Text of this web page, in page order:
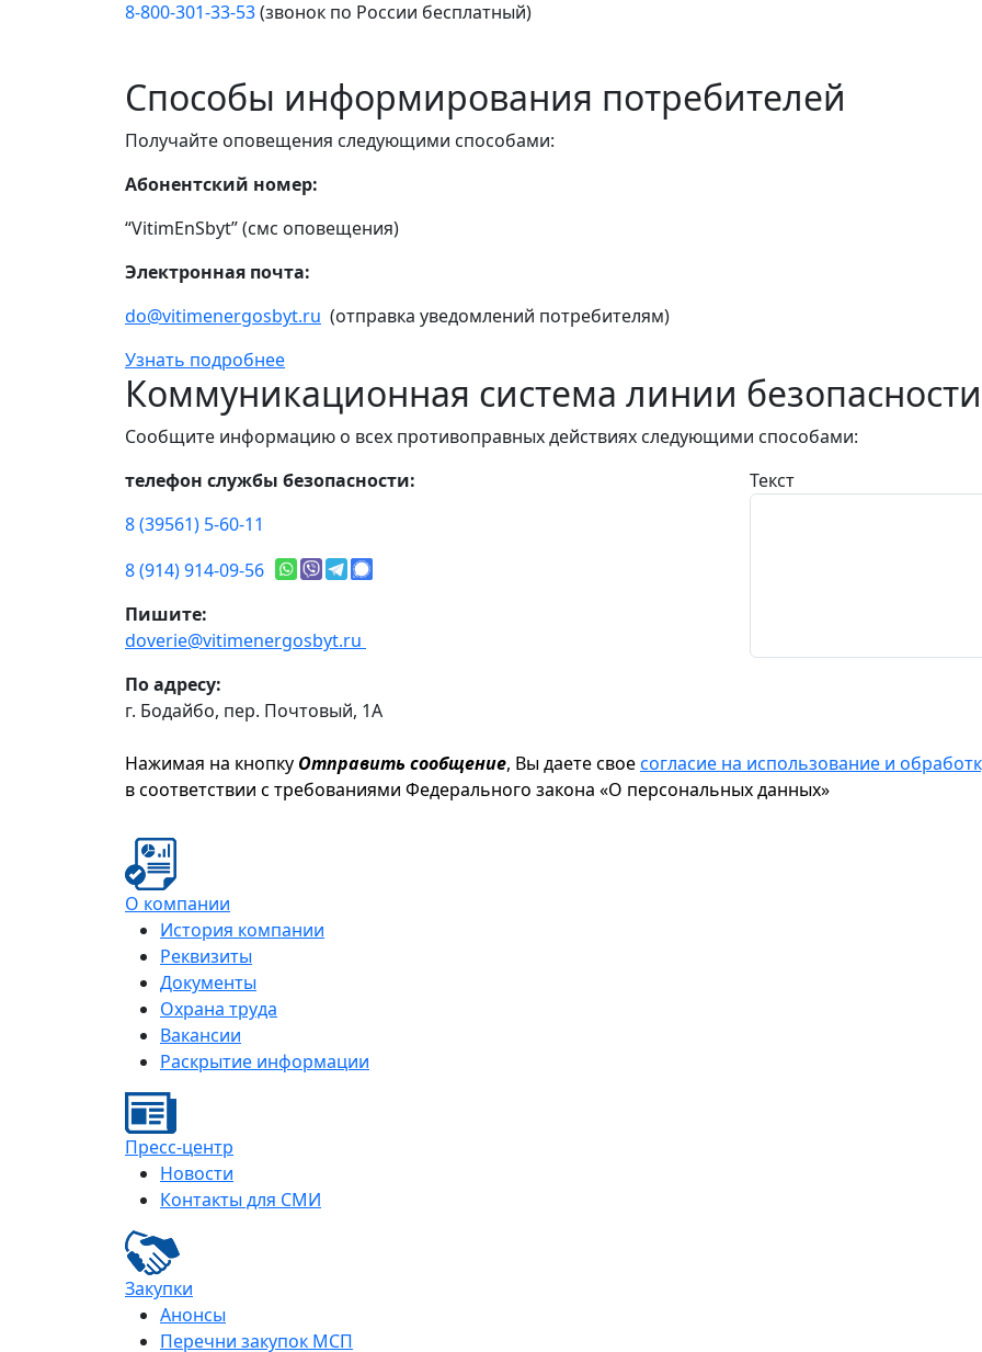
8-800-301-33-53(звонок по России бесплатный)
Способы информирования потребителей
Получайте оповещения следующими способами:
Абонентский номер:
“VitimEnSbyt” (смс оповещения)
Электронная почта:
do@vitimenergosbyt.ru (отправка уведомлений потребителям)
Узнать подробнее
Коммуникационная система линии безопасности
Сообщите информацию о всех противоправных действиях следующими способами:
телефон службы безопасности:
8 (39561) 5-60-11
8 (914) 914-09-56
Пишите:
doverie@vitimenergosbyt.ru
По адресу:
г. Бодайбо, пер. Почтовый, 1А
Текст
Нажимая на кнопку Отправить сообщение, Вы даете своесогласие на использование и
в соответствии с требованиями Федерального закона «О персональных данных»
О компании
История компании
Реквизиты
Документы
Охрана труда
Вакансии
Раскрытие информации
Пресс-центр
Новости
Контакты для СМИ
Закупки
Анонсы
Перечни закупок МСП